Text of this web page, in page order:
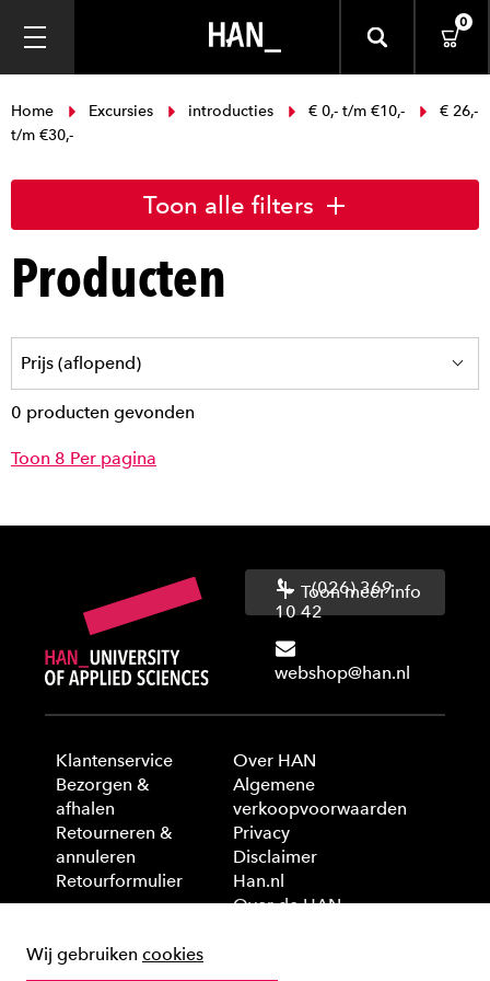
0
Home Excursies introducties € 0,- t/m €10,-
€ 26,-
t/m €30,-
Toon alle filters
Producten
0 producten gevonden
Toon 8 Per pagina
(026) 369
10 42
webshop@han.nl
Toon meer info
Klantenservice
Bezorgen &
afhalen
Retourneren &
annuleren
Retourformulier
Over HAN
Algemene
verkoopvoorwaarden
Privacy
Disclaimer
Han.nl
Over de HAN
Wij gebruiken cookies